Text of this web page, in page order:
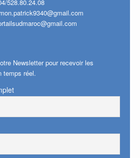
528.80.24.08
Newsletter pour recevoir les
temps réel.